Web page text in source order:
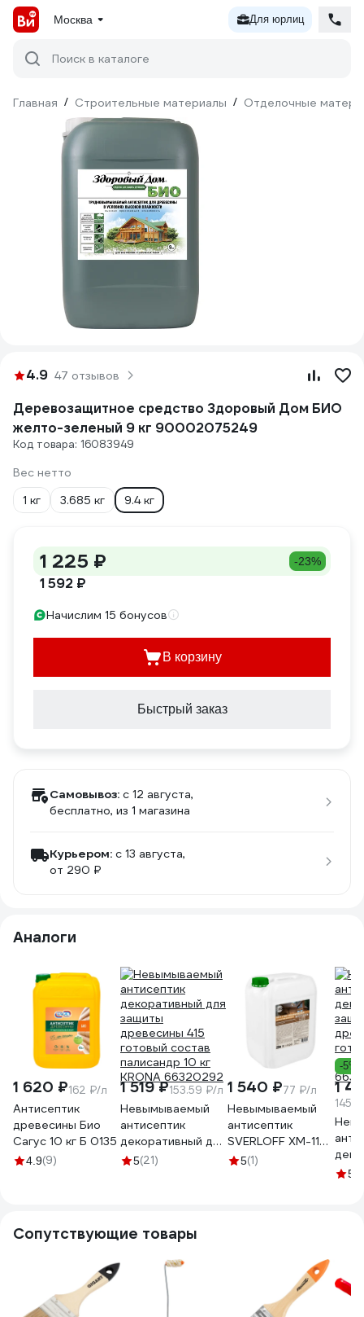
Москва Для юрлиц
Поиск в каталоге
Главная / Строительные материалы / Отделочные
4.9 47 отзывов
Деревозащитное средство Здоровый Дом БИО
желто-зеленый 9 кг 90002075249
Код товара: 16083949
Вес нетто
1 кг
3.685 кг 9.4 кг
1 225 ₽ -23%
1 592 ₽
Начислим 15 бонусов
В корзину
Быстрый заказ
Самовывоз: c 12 августа,
бесплатно, из 1 магазина
Курьером: c 13 августа,
от 290 ₽
Аналоги
1 620 ₽162 ₽/л
Антисептик
древесины Био
Сагус 10 кг Б 0135
4.9(9)
1 519 ₽153.59 ₽/л
Невымываемый
антисептик
декоративный для
защиты
5(21)
1 540 ₽77 ₽/л
Невымываемый
антисептик
SVERLOFF ХМ-11
ЭКО 20л. 10199-
5(1)
-5%
1
5
Сопутствующие товары